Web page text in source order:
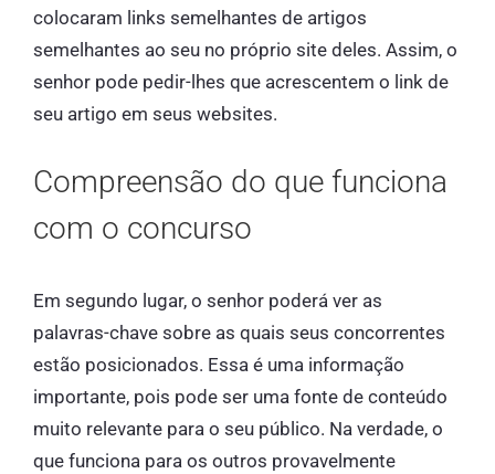
colocaram links semelhantes de artigos
semelhantes ao seu no próprio site deles. Assim, o
senhor pode pedir-lhes que acrescentem o link de
seu artigo em seus websites.
Compreensão do que funciona
com o concurso
Em segundo lugar, o senhor poderá ver as
palavras-chave sobre as quais seus concorrentes
estão posicionados. Essa é uma informação
importante, pois pode ser uma fonte de conteúdo
muito relevante para o seu público. Na verdade, o
que funciona para os outros provavelmente